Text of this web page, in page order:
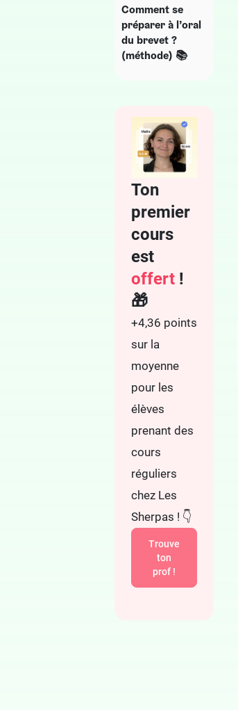
Comment se
préparer à l’oral
du brevet ?
(méthode) 📚
Ton
premier
cours
est
offert !
🎁
+4,36 points
sur la
moyenne
pour les
élèves
prenant des
cours
réguliers
chez Les
Sherpas ! 👇
Trouve
ton
prof !